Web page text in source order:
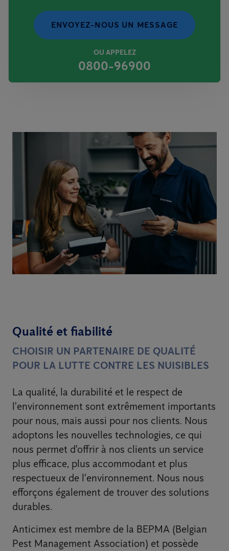
ENVOYEZ-NOUS UN MESSAGE
OU APPELEZ
0800-96900
Qualité et fiabilité
CHOISIR UN PARTENAIRE DE QUALITÉ
POUR LA LUTTE CONTRE LES NUISIBLES
La qualité, la durabilité et le respect de
l'environnement sont extrêmement importants
pour nous, mais aussi pour nos clients. Nous
adoptons les nouvelles technologies, ce qui
nous permet d'offrir à nos clients un service
plus efficace, plus accommodant et plus
respectueux de l'environnement. Nous nous
efforçons également de trouver des solutions
durables.
Anticimex est membre de la BEPMA (Belgian
Pest Management Association) et possède